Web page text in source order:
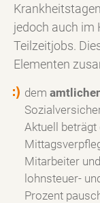
jedoch auch im
Teilzeitjobs.
Elementen
dem
Aktuell
Mitarbeiter
lohnsteuer-
Prozent